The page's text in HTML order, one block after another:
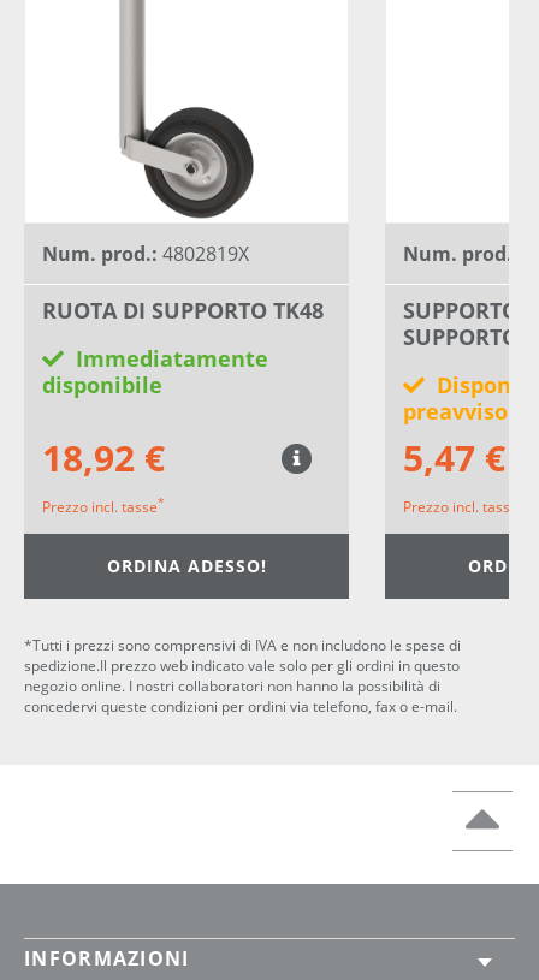
Num. prod.: 4802819X
RUOTA DI SUPPORTO TK48
Immediatamente
disponibile
18,92 €
Prezzo incl. tasse*
ORDINA ADESSO!
Num. prod.:
SUPPORTO
SUPPORTO
preavviso
5,47 €
Prezzo incl. tasse
*Tutti i prezzi sono comprensivi di IVA e non includono le spese di
spedizione.Il prezzo web indicato vale solo per gli ordini in questo
negozio online. I nostri collaboratori non hanno la possibilità di
concedervi queste condizioni per ordini via telefono, fax o e-mail.
INFORMAZIONI